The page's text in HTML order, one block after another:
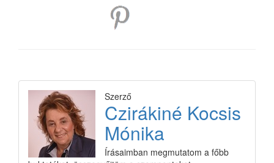
Szerző
Czirákiné Kocsis
Mónika
Írásaimban megmutatom a főbb